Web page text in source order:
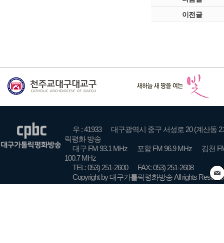
이전글
우 : 41933
대구광역시 중구 서성로 20 (계산동 2
릭평화 방송
대구 FM 93.1 MHz
포항 FM 96.9 MHz
김천
100.7 MHz
TEL: 053) 251-2600
FAX: 053) 251-2608
Copyright by 대구가톨릭평화방송 All rights